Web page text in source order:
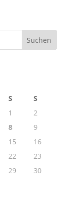
S
S
1
2
8
9
15
16
22
23
29
30